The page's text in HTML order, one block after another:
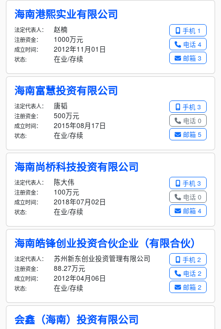
海南港熙实业有限公司
手机 1
电话 4
邮箱 3
法定代表人： 赵楠
注册资金： 1000万元
成立时间： 2012年11月01日
状态: 在业/存续
海南富慧投资有限公司
手机 3
电话 0
邮箱 5
法定代表人： 唐韬
注册资金： 500万元
成立时间： 2015年08月17日
状态: 在业/存续
海南尚桥科技投资有限公司
手机 3
电话 0
邮箱 4
法定代表人： 陈大伟
注册资金： 100万元
成立时间： 2018年07月02日
状态: 在业/存续
海南皓锋创业投资合伙企业（有限合伙）
手机 2
电话 2
邮箱 2
法定代表人： 苏州新东创业投资管理有限公司
注册资金： 88.27万元
成立时间： 2012年04月06日
状态: 在业/存续
会鑫（海南）投资有限公司